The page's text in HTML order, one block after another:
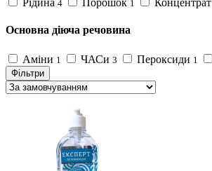
Рідина 4 Порошок 1 Концентрат
Основна діюча речовина
Аміни 1 ЧАСи 3 Пероксиди 1
Фільтри